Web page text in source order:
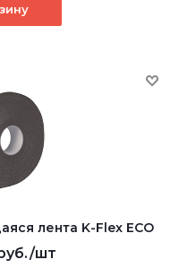
лента K-Flex ECO
/шт